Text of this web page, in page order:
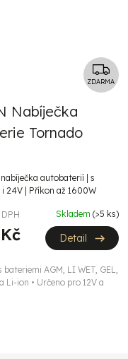
Z
D
ZDARMA
Nabíječka
Tornado
autobaterií | s
i 24V | Příkon až 1600W
Skladem (>5 ks)
Detail
AGM, LI WET, GEL,
Li-ion • Určeno pro 12V a